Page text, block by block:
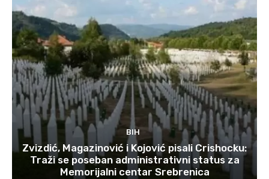
BIH
Zvizdić, Magazinović i Kojović pisali Crishocku:
Traži se poseban administrativni status za
Memorijalni centar Srebrenica